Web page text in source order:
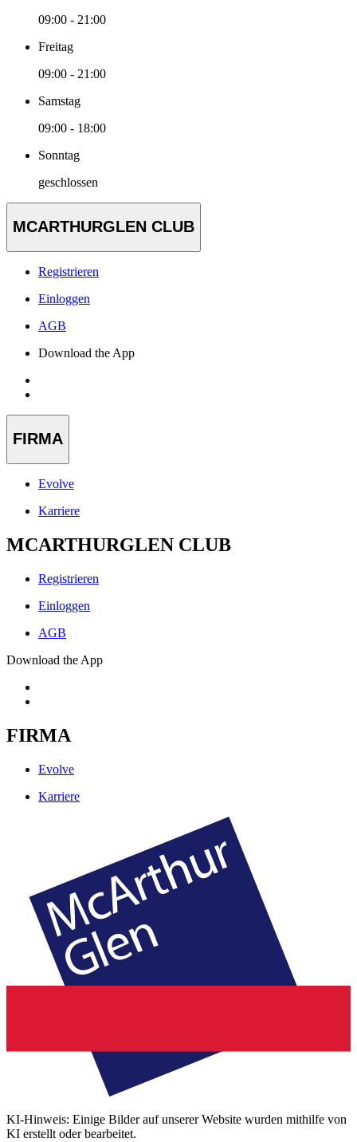
09:00 - 21:00
Freitag
09:00 - 21:00
Samstag
09:00 - 18:00
Sonntag
geschlossen
MCARTHURGLEN CLUB
Registrieren
Einloggen
AGB
Download the App
FIRMA
Evolve
Karriere
MCARTHURGLEN CLUB
Registrieren
Einloggen
AGB
Download the App
FIRMA
Evolve
Karriere
KI-Hinweis: Einige Bilder auf unserer Website wurden mithilfe von
KI erstellt oder bearbeitet.